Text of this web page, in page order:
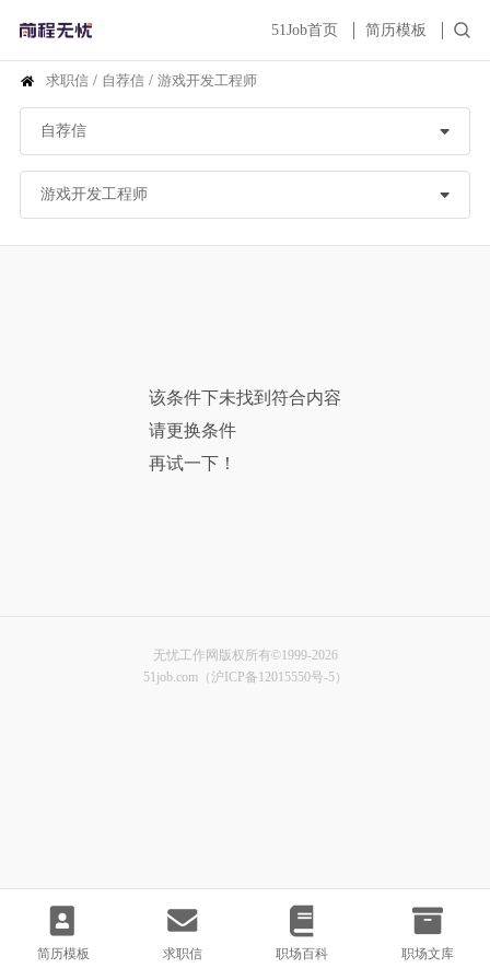
51Job首页 简历模板
简历模板 求职信 职场百科 职场文库
求职信 / 自荐信 / 游戏开发工程师
该条件下未找到符合内容
请更换条件
再试一下！
无忧工作网版权所有©1999-2026
51job.com（沪ICP备12015550号-5）